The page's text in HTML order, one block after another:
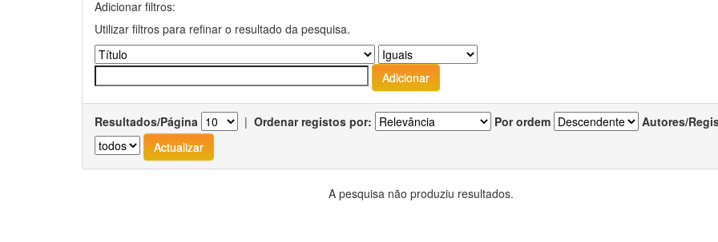
Adicionar filtros:
Utilizar filtros para refinar o resultado da pesquisa.
Resultados/Página | Ordenar registos por: Por ordem Autores/
A pesquisa não produziu resultados.